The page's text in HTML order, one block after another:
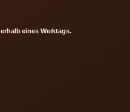
eines Werktags.